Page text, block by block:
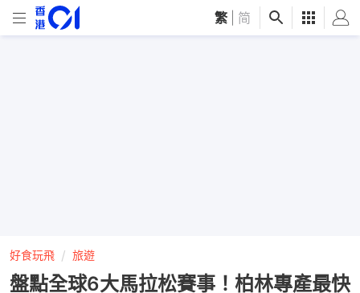
繁 简
好食玩飛 旅遊
盤點全球6大馬拉松賽事！柏林專產最快